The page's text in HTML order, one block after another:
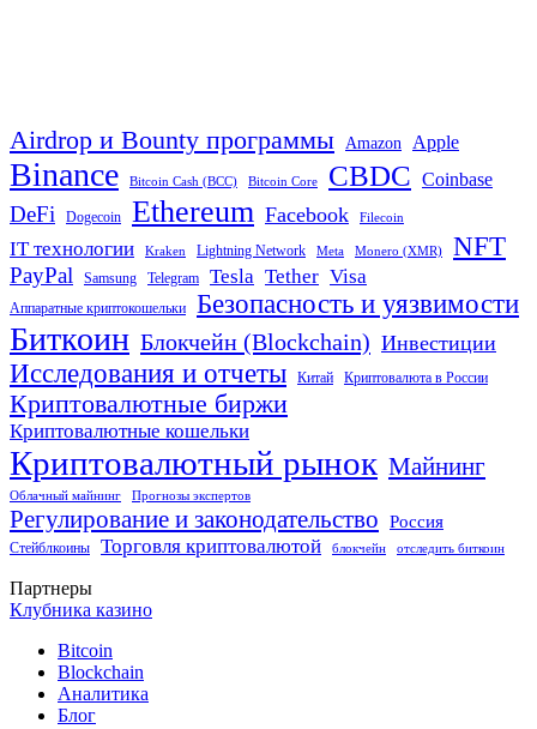
Airdrop и Bounty программы Amazon Apple
Binance Bitcoin Cash (BCC) Bitcoin Core CBDC Coinbase
DeFi Dogecoin Ethereum Facebook Filecoin
IT технологии Kraken Lightning Network Meta Monero (XMR) NFT
PayPal Samsung Telegram Tesla Tether Visa
Аппаратные криптокошельки Безопасность и уязвимости
Биткоин Блокчейн (Blockchain) Инвестиции
Исследования и отчеты Китай Криптовалюта в России
Криптовалютные биржи
Криптовалютные кошельки
Криптовалютный рынок Майнинг
Облачный майнинг Прогнозы экспертов
Регулирование и законодательство Россия
Стейблкоины Торговля криптовалютой блокчейн отследить биткоин
Партнеры
Клубника казино
Bitcoin
Blockchain
Аналитика
Блог